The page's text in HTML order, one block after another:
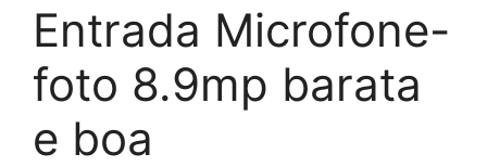
Entrada Microfone-
foto 8.9mp barata
e boa